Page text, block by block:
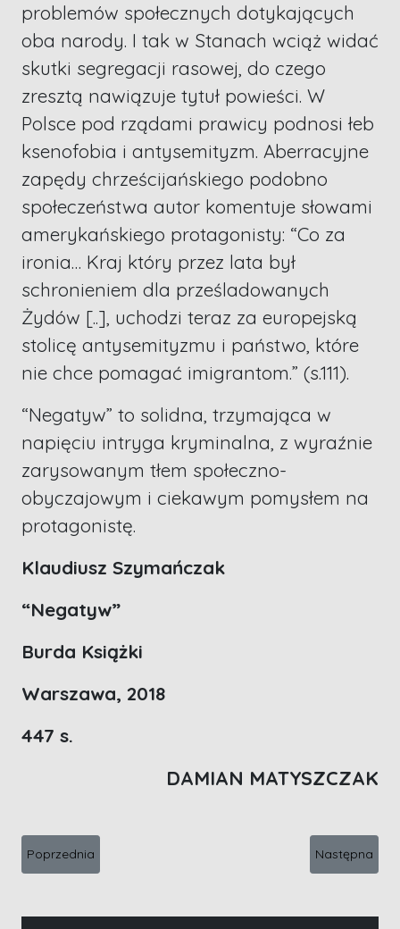
problemów społecznych dotykających
oba narody. I tak w Stanach wciąż widać
skutki segregacji rasowej, do czego
zresztą nawiązuje tytuł powieści. W
Polsce pod rządami prawicy podnosi łeb
ksenofobia i antysemityzm. Aberracyjne
zapędy chrześcijańskiego podobno
społeczeństwa autor komentuje słowami
amerykańskiego protagonisty: “Co za
ironia… Kraj który przez lata był
schronieniem dla prześladowanych
Żydów [..], uchodzi teraz za europejską
stolicę antysemityzmu i państwo, które
nie chce pomagać imigrantom.” (s.111).
“Negatyw” to solidna, trzymająca w
napięciu intryga kryminalna, z wyraźnie
zarysowanym tłem społeczno-
obyczajowym i ciekawym pomysłem na
protagonistę.
Klaudiusz Szymańczak
“Negatyw”
Burda Książki
Warszawa, 2018
447 s.
DAMIAN MATYSZCZAK
Poprzednia strona: Kryminał w warzywnym sosie – Mikołaj
Poprzednia Następna
Następna